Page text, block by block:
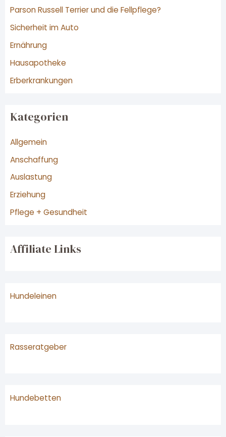
e
n
h
Parson Russell Terrier und die Fellpflege?
Sicherheit im Auto
Ernährung
Hausapotheke
Erberkrankungen
Kategorien
Allgemein
Anschaffung
Auslastung
Erziehung
Pflege + Gesundheit
Affiliate Links
Hundeleinen
Rasseratgeber
Hundebetten